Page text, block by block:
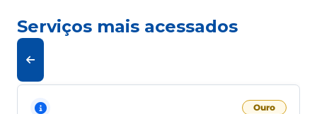
Serviços mais acessados
Ouro